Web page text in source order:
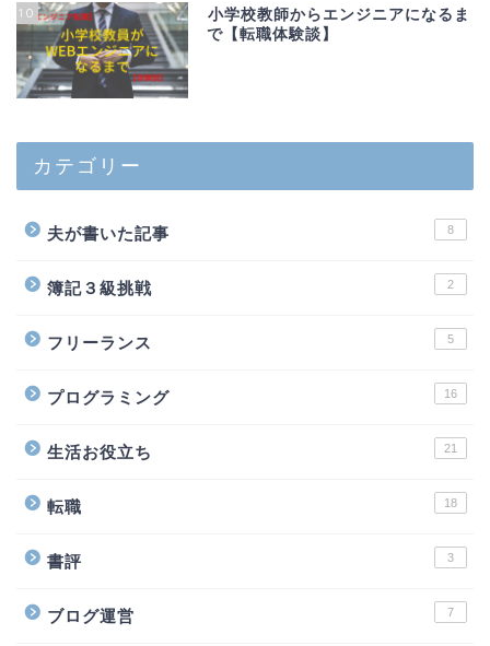
10
小学校教師からエンジニアになるま
で【転職体験談】
カテゴリー
夫が書いた記事 8
簿記３級挑戦 2
フリーランス 5
プログラミング 16
生活お役立ち 21
転職 18
書評 3
ブログ運営 7